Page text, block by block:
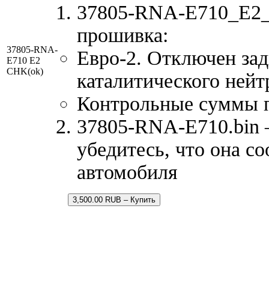
37805-RNA-
E710 E2
CHK(ok)
37805-RNA-
прошивка:
Евро-2. Отключен
каталитического
Контрольные суммы
37805-RNA-E710.bin
убедитесь, что она
автомобиля
3,500.00 RUB – Купить